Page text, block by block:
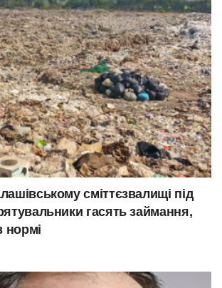
сміттєзвалищі під
гасять займання,
нормі